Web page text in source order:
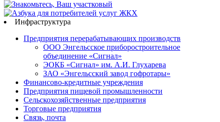
Инфраструктура
Предприятия перерабатывающих производств
ООО Энгельсское приборостроительное
объединение «Сигнал»
ЭОКБ «Сигнал» им. А.И. Глухарева
ЗАО «Энгельсский завод гофротары»
Финансово-кредитные учреждения
Предприятия пищевой промышленности
Сельскохозяйственные предприятия
Торговые предприятия
Связь, почта